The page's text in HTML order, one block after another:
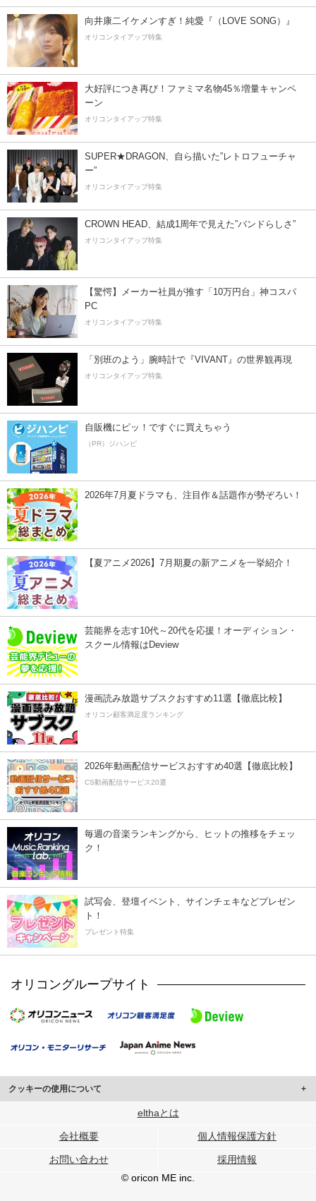
向井康二イケメンすぎ！純愛『（LOVE SONG）』
オリコンタイアップ特集
大好評につき再び！ファミマ名物45％増量キャンペ
ーン
オリコンタイアップ特集
SUPER★DRAGON、自ら描いた”レトロフューチャ
ー”
オリコンタイアップ特集
CROWN HEAD、結成1周年で見えた”バンドらしさ”
オリコンタイアップ特集
【驚愕】メーカー社員が推す「10万円台」神コスパ
PC
オリコンタイアップ特集
「別班のよう」腕時計で『VIVANT』の世界観再現
オリコンタイアップ特集
自販機にピッ！ですぐに買えちゃう
（PR）ジハンピ
2026年7月夏ドラマも、注目作＆話題作が勢ぞろい！
【夏アニメ2026】7月期夏の新アニメを一挙紹介！
芸能界を志す10代～20代を応援！オーディション・
スクール情報はDeview
漫画読み放題サブスクおすすめ11選【徹底比較】
オリコン顧客満足度ランキング
2026年動画配信サービスおすすめ40選【徹底比較】
CS動画配信サービス20選
毎週の音楽ランキングから、ヒットの推移をチェッ
ク！
試写会、登壇イベント、サインチェキなどプレゼン
ト！
プレゼント特集
オリコングループサイト
クッキーの使用について
このサイトでは Cookie を使用して、ユーザーに合わせたコンテンツや広告の
行っています。
メディアや広告配信、データ解析の各パートナーに提供しています。
各パートナーは、この情報とユーザーが各パートナーに提供した他の情報や、
ユーザーが各パートナーのサービスを使用したときに収集した他の情報を組み
elthaとは
会社概要 個人情報保護方針
お問い合わせ
採用情報
© oricon ME inc.